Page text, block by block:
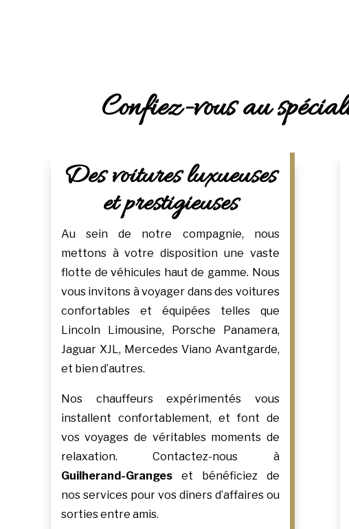
Confiez-vous au
Des voitures luxueuses
et prestigieuses
Au sein de notre compagnie, nous
mettons à votre disposition une vaste
flotte de véhicules haut de gamme. Nous
vous invitons à voyager dans des voitures
confortables et équipées telles que
Lincoln Limousine, Porsche Panamera,
Jaguar XJL, Mercedes Viano Avantgarde,
et bien d’autres.
Nos chauffeurs expérimentés vous
installent confortablement, et font de
vos voyages de véritables moments de
relaxation. Contactez-nous à
Guilherand-Grangeset bénéficiez de
nos services pour vos dîners d’affaires ou
sorties entre amis.